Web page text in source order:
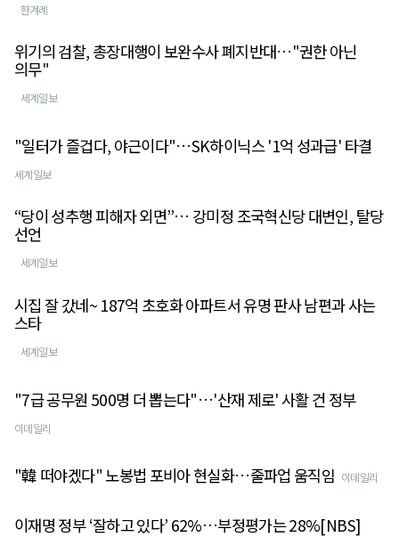
한겨례
위기의 검찰, 총장대행이 보완수사 폐지반대…"권한 아닌
의무"
세계일보
"일터가 즐겁다, 야근이다"…SK하이닉스 '1억 성과급' 타결
세계일보
“당이 성추행 피해자 외면”… 강미정 조국혁신당 대변인, 탈당
선언
세계일보
시집 잘 갔네~ 187억 초호화 아파트서 유명 판사 남편과 사는
스타
세계일보
"7급 공무원 500명 더 뽑는다"…'산재 제로' 사활 건 정부
이데일리
"韓 떠야겠다" 노봉법 포비아 현실화…줄파업 움직임 이데일리
이재명 정부 ‘잘하고 있다’ 62%…부정평가는 28%[NBS]